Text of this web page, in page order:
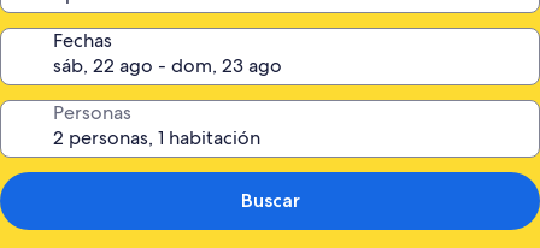
Fechas
Personas
Buscar